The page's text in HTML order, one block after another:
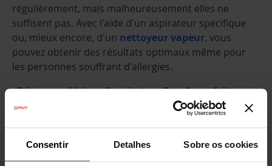
Consentir Detalhes Sobre os cookies
régulièrement, mais malheureusement elles ne
suffisent pas. Avec l'aide d'un aspirateur spécifique
ou, mieux encore, d'un nettoyeur vapeur, vous
pouvez obtenir des résultats optimaux même pour
les personnes souffrant d'allergies.
Découvrez Unico : l'aspirateur 3 en 1, parfait pour
nettoyer son matelas